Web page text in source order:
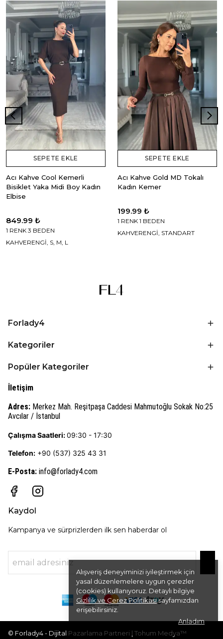
Alışveriş deneyiminizi iyileştirmek için
yasal düzenlemelere uygun çerezler
(cookies) kullanıyoruz. Detaylı bilgiye
Gizlilik ve Çerez Politikasısayfamızdan
erişebilirsiniz.
Anladım
SEPETE EKLE
Acı Kahve Cool Kemerli
Bisiklet Yaka Midi Boy Kadın
Elbise
849.99 ₺
1 RENK 3 BEDEN
KAHVERENGİ, S, M, L
SEPETE EKLE
Acı Kahve Gold MD Tokalı
Kadın Kemer
199.99 ₺
1 RENK 1 BEDEN
KAHVERENGİ, STANDART
Forlady4
Kategoriler
Popüler Kategoriler
İletişim
Adres: Merkez Mah. Reşitpaşa Caddesi Mahmutoğlu Sokak No:25
Avcılar / İstanbul
Çalışma Saatleri:09:30 - 17:30
Telefon: +90 (537) 325 43 31
E-Posta: info@forlady4.com
Kaydol
Kampanya ve sürprizlerden ilk sen haberdar ol
© Forlady4 - Dijital Pazarlama Partneri | Tohum Medya™